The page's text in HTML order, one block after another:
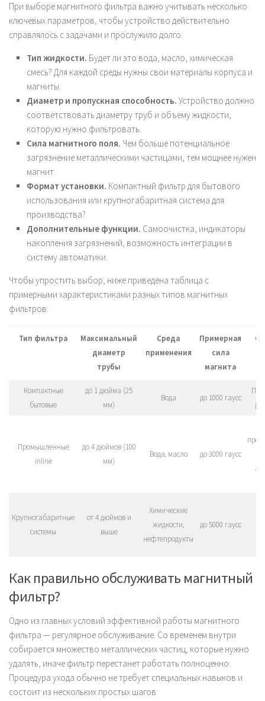
При выборе магнитного фильтра важно учитывать несколько
ключевых параметров, чтобы устройство действительно
справлялось с задачами и прослужило долго:
Тип жидкости. Будет ли это вода, масло, химическая
смесь? Для каждой среды нужны свои материалы корпуса и
магниты.
Диаметр и пропускная способность. Устройство должно
соответствовать диаметру труб и объему жидкости,
которую нужно фильтровать.
Сила магнитного поля. Чем больше потенциальное
загрязнение металлическими частицами, тем мощнее нужен
магнит.
Формат установки. Компактный фильтр для бытового
использования или крупногабаритная система для
производства?
Дополнительные функции. Самоочистка, индикаторы
накопления загрязнений, возможность интеграции в
систему автоматики.
Чтобы упростить выбор, ниже приведена таблица с
примерными характеристиками разных типов магнитных
фильтров:
Тип фильтра
Максимальный
диаметр
трубы
Среда
применения
Примерная
сила
магнита
Компактные
бытовые
до 1 дюйма (25
мм)
Вода до 1000 гаусс
Промышленные
inline
до 4 дюймов (100
мм)
Вода, масло до 3000 гаусс
Крупногабаритные
системы
от 4 дюймов и
выше
Химические
жидкости,
нефтепродукты
до 5000 гаусс
Как правильно обслуживать магнитный
фильтр?
Одно из главных условий эффективной работы магнитного
фильтра — регулярное обслуживание. Со временем внутри
собирается множество металлических частиц, которые нужно
удалять, иначе фильтр перестанет работать полноценно.
Процедура ухода обычно не требует специальных навыков и
состоит из нескольких простых шагов: